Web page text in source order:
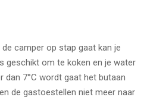
camper op stap gaat kan je
geschikt om te koken en je water
dan 7°C wordt gaat het butaan
de gastoestellen niet meer naar